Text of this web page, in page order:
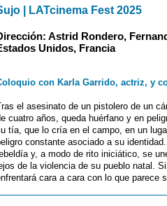
| LATcinema Fest 2025
Astrid Rondero,
Unidos, Francia
con Karla Garrido, actriz, y
el asesinato de un pistolero de un
cuatro años, queda huérfano y en
tía, que lo cría en el campo, en un
constante asociado a su
y, a modo de rito iniciático, se
de la violencia de su pueblo natal.
cara a cara con lo que parece